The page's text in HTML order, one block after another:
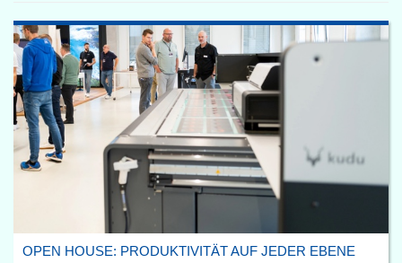
OPEN HOUSE: PRODUKTIVITÄT AUF JEDER EBENE